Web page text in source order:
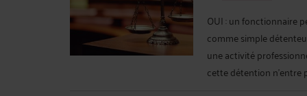
OUI : un fonctionnaire
comme simple
une activité
cette détention n’entre